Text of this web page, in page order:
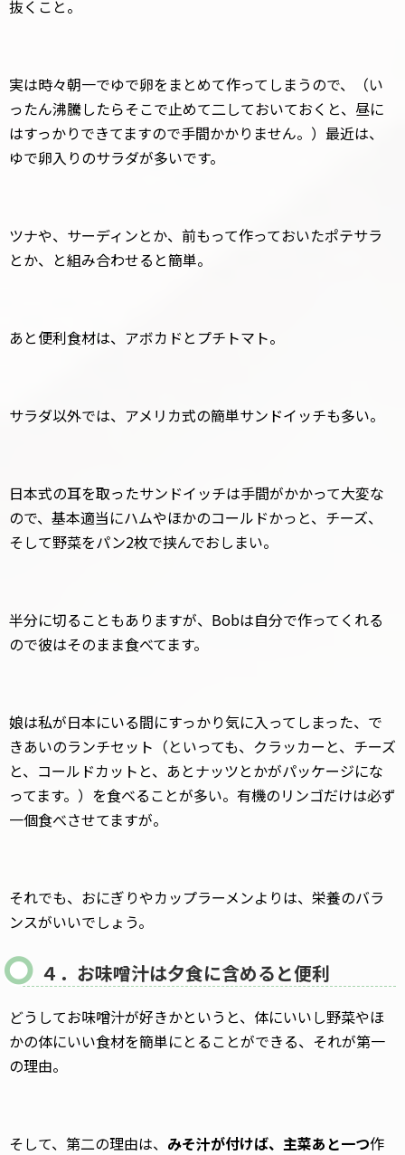
抜くこと。
実は時々朝一でゆで卵をまとめて作ってしまうので、（い
ったん沸騰したらそこで止めて二しておいておくと、昼に
はすっかりできてますので手間かかりません。）最近は、
ゆで卵入りのサラダが多いです。
ツナや、サーディンとか、前もって作っておいたポテサラ
とか、と組み合わせると簡単。
あと便利食材は、アボカドとプチトマト。
サラダ以外では、アメリカ式の簡単サンドイッチも多い。
日本式の耳を取ったサンドイッチは手間がかかって大変な
ので、基本適当にハムやほかのコールドかっと、チーズ、
そして野菜をパン2枚で挟んでおしまい。
半分に切ることもありますが、Bobは自分で作ってくれる
ので彼はそのまま食べてます。
娘は私が日本にいる間にすっかり気に入ってしまった、で
きあいのランチセット（といっても、クラッカーと、チーズ
と、コールドカットと、あとナッツとかがパッケージにな
ってます。）を食べることが多い。有機のリンゴだけは必ず
一個食べさせてますが。
それでも、おにぎりやカップラーメンよりは、栄養のバラ
ンスがいいでしょう。
４．お味噌汁は夕食に含めると便利
どうしてお味噌汁が好きかというと、体にいいし野菜やほ
かの体にいい食材を簡単にとることができる、それが第一
の理由。
そして、第二の理由は、 みそ汁が付けば、主菜あと一つ作